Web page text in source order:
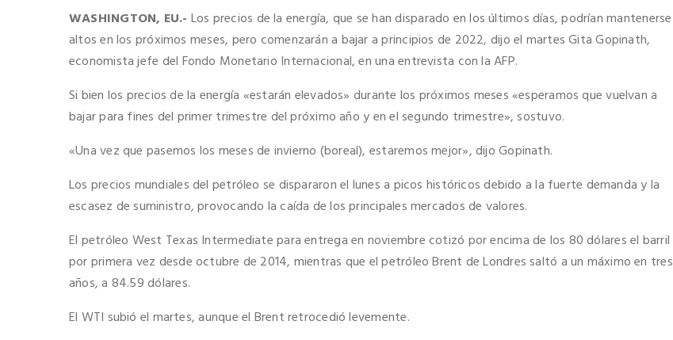
WASHINGTON, EU.- Los precios de la energía, que se han disparado en los últimos días, podrían mantenerse
altos en los próximos meses, pero comenzarán a bajar a principios de 2022, dijo el martes Gita Gopinath,
economista jefe del Fondo Monetario Internacional, en una entrevista con la AFP.
Si bien los precios de la energía «estarán elevados» durante los próximos meses «esperamos que vuelvan a
bajar para fines del primer trimestre del próximo año y en el segundo trimestre», sostuvo.
«Una vez que pasemos los meses de invierno (boreal), estaremos mejor», dijo Gopinath.
Los precios mundiales del petróleo se dispararon el lunes a picos históricos debido a la fuerte demanda y la
escasez de suministro, provocando la caída de los principales mercados de valores.
El petróleo West Texas Intermediate para entrega en noviembre cotizó por encima de los 80 dólares el barril
por primera vez desde octubre de 2014, mientras que el petróleo Brent de Londres saltó a un máximo en tres
años, a 84.59 dólares.
El WTI subió el martes, aunque el Brent retrocedió levemente.